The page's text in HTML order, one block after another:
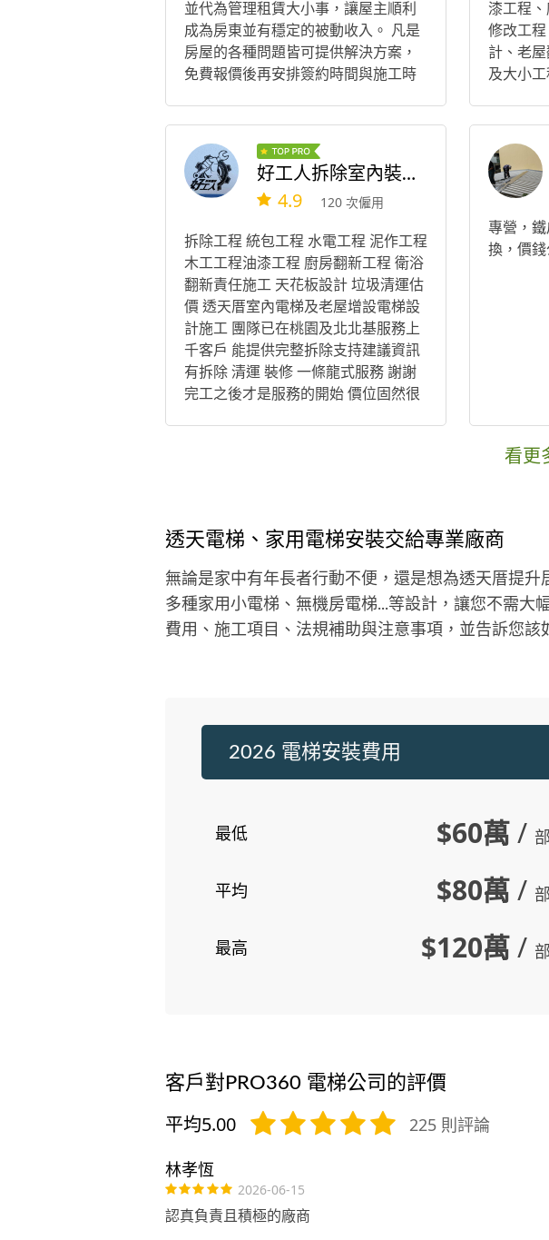
並代為管理租賃大小事，讓屋主順利
成為房東並有穩定的被動收入。 凡是
房屋的各種問題皆可提供解決方案，
免費報價後再安排簽約時間與施工時
252-2號 袁小姐 零玖柒玖零陸捌玖壹
玖
漆工程
修改工
計、老
及大小
好工人拆除室內裝修興業
4.9 120 次僱用
拆除工程 統包工程 水電工程 泥作工程
木工工程油漆工程 廚房翻新工程 衛浴
翻新責任施工 天花板設計 垃圾清運估
價 透天厝室內電梯及老屋增設電梯設
計施工 團隊已在桃園及北北基服務上
千客戶 能提供完整拆除支持建議資訊
有拆除 清運 裝修 一條龍式服務 謝謝
完工之後才是服務的開始 價位固然很
專營，
換，價
看更
透天電梯、家用電梯安裝交給專業廠商
無論是家中有年長者行動不便，還是想為透天厝提
多種家用小電梯、無機房電梯...等設計，讓您不需大
費用、施工項目、法規補助與注意事項，並告訴您
2026 電梯安裝費用
最低 $60萬/ 部
平均 $80萬/ 部
最高 $120萬/ 部
客戶對PRO360 電梯公司的評價
平均5.00 225 則評論
林孝恆
2026-06-15
認真負責且積極的廠商